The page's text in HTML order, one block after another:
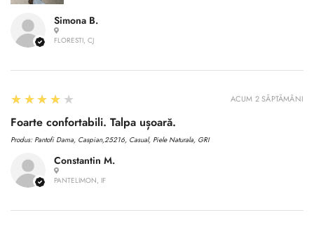
Simona B.
FLORESTI, CJ
Constantin M.
PANTELIMON, IF
4
★★★★★
Foarte confortabili. Talpa ușoară.
Produs: Pantofi Dama, Caspian,25216, Casual, Piele Naturala, GRI
ACUM 2 SĂPTĂMÂNI